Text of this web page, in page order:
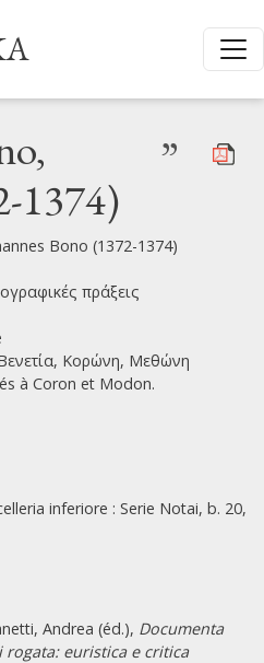
1374)
”
Bono (1372-1374)
πράξεις
Κορώνη, Μεθώνη
à Coron et Modon.
inferiore : Serie Notai, b. 20,
Andrea (éd.), Documenta
euristica e critica